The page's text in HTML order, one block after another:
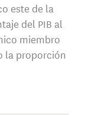
este de la
del PIB al
miembro
la proporción